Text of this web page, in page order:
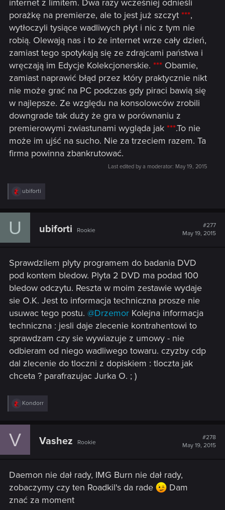
internet z limitem. Dwa razy wcześniej odnieśli
porażkę na premierze, ale to jest już szczyt ***,
wytłoczyli tysiące wadliwych płyt i nic z tym nie
robią. Olewają nas i to że internet wrze cały dzień,
zamiast tego spotykają się ze zdrajcami państwa i
wręczają im Edycje Kolekcjonerskie. *** Obamie,
zamiast naprawić błąd przez który praktycznie nikt
nie może grać na PC podczas gdy piraci bawią się
w najlepsze. Ze względu na konsolowców zrobili
downgrade tak duży że gra w porównaniu z
premierowymi zwiastunami wygląda jak ***.To nie
może im ujść na sucho. Nie za trzeciem razem. Ta
firma powinna zbankrutować.
Last edited by a moderator: May 19, 2015
R
e
c
:
ubiforti
U ubiforti Rookie
#277
May 19, 2015
Sprawdzilem plyty programem do badania DVD
pod kontem bledow. Plyta 2 DVD ma podad 100
bledow odczytu. Reszta w moim zestawie wydaje
sie O.K. Jest to informacja techniczna prosze nie
usuwac tego postu. @Drzemor Kolejna informacja
techniczna : jesli daje zlecenie kontrahentowi to
sprawdzam czy sie wywiazuje z umowy - nie
odbieram od niego wadliwego towaru. czyzby cdp
dal zlecenie do tloczni z dopiskiem : tloczta jak
chceta ? parafrazujac Jurka O. ; )
R
e
c
:
Kondorr
V Vashez Rookie
#278
May 19, 2015
Daemon nie dał rady, IMG Burn nie dał rady,
zobaczymy czy ten Roadkil's da rade
Dam
znać za moment